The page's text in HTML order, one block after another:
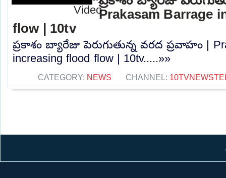
Prakasam Barrage
flow | 10tv
ప్రకాశం బ్యారేజు పెరుగుతున్న వరద ప్రవాహం |
increasing flood flow | 10tv.....»»
CATEGORY: NEWS CHANNEL: